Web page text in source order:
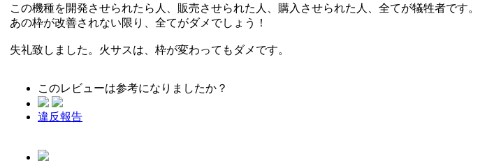
この機種を開発させられたら人、販売させられた人、購入させられた人、全てが犠牲者です。
あの枠が改善されない限り、全てがダメでしょう！
失礼致しました。火サスは、枠が変わってもダメです。
このレビューは参考になりましたか？
違反報告